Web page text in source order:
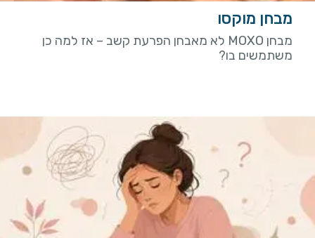
מבחן מוקסו
מבחן MOXO לא מאבחן הפרעת קשב – אז למה כן
משתמשים בו?